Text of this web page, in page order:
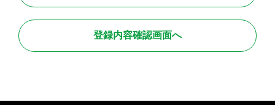
●禁止行為
本サービス利用に関しまして、全てのユーザが法令に則って安
全且つ快適に取引を行って頂くために、以下に定める行為を禁